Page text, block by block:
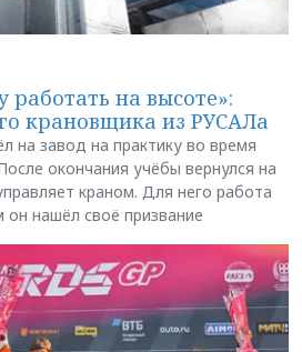
работать на высоте»:
крановщика из РУСАЛа
на завод на практику во время
окончания учёбы вернулся на
краном. Для него работа
нашёл своё призвание